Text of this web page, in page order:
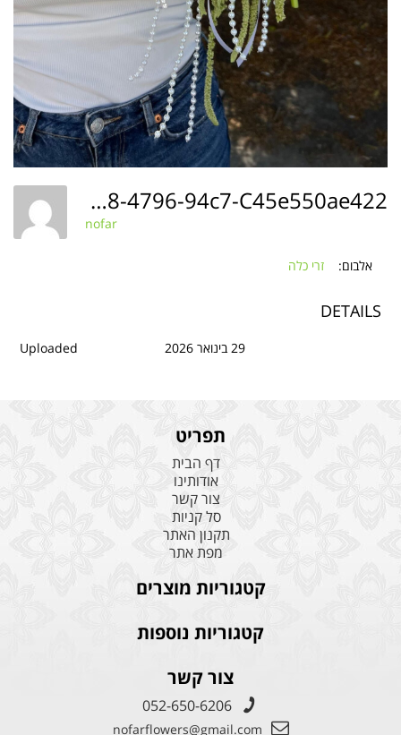
Af21408c-6768-4796-94c7-C45e550ae422
nofar
אלבום: זרי כלה
DETAILS
Uploaded 29 בינואר 2026
תפריט
דף הבית
אודותינו
צור קשר
סל קניות
תקנון האתר
מפת אתר
קטגוריות מוצרים
קטגוריות נוספות
צור קשר
052-650-6206
nofarflowers@gmail.com